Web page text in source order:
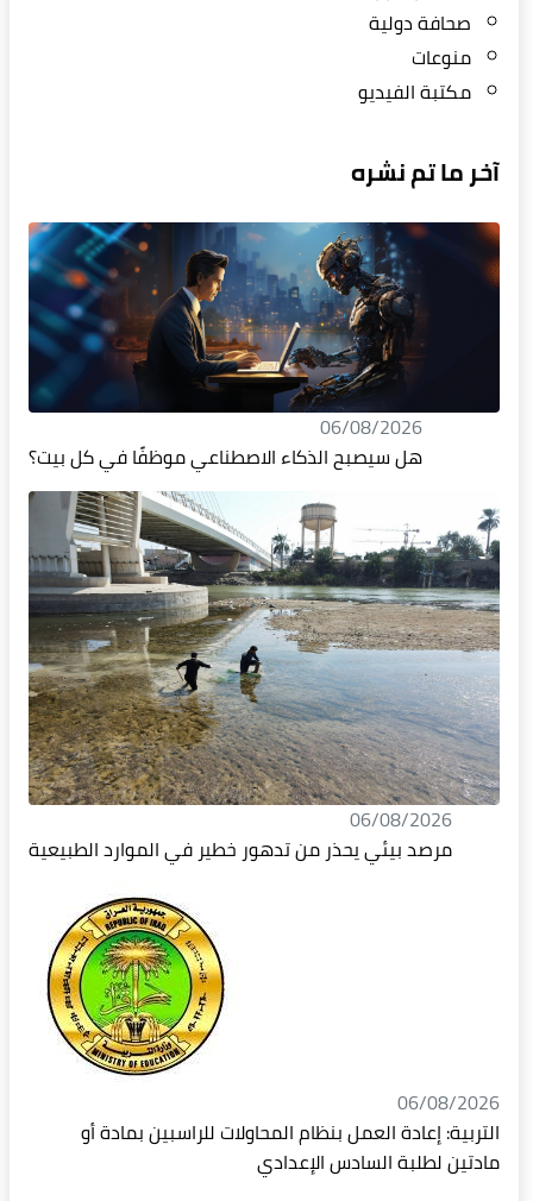
صحافة دولية
منوعات
مكتبة الفيديو
آخر ما تم نشره
06/08/2026
هل سيصبح الذكاء الاصطناعي موظفًا في كل بيت؟
06/08/2026
مرصد بيئي يحذر من تدهور خطير في الموارد الطبيعية
06/08/2026
التربية: إعادة العمل بنظام المحاولات للراسبين بمادة أو
مادتين لطلبة السادس الإعدادي